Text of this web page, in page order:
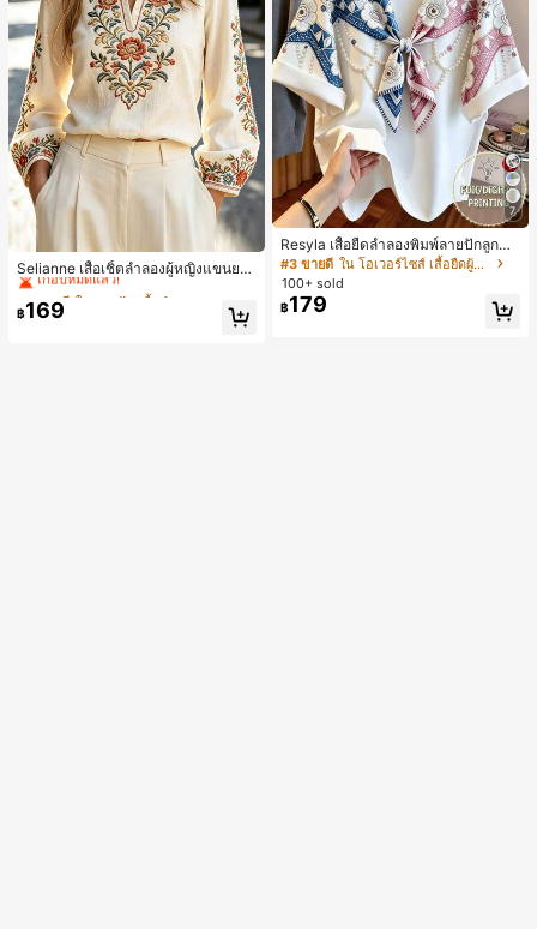
Selianne เสื้อเชิ้ตลำลองผู้หญิงแขนยา
ว คอวีเว้า ลายดอกไม้
#2 ขายดี
ใน งานปัก เสื้อทำงาน
เกือบหมดแล้ว!
#2 ขายดี ใน งานปัก เสื้อทำงาน
เกือบหมดแล้ว!
#2 ขายดี ใน งานปัก เสื้อทำงาน
เกือบหมดแล้ว!
฿169
7
Resyla เสื้อยืดลำลองพิมพ์ลายปักลูกปัด
รูปโบว์ขนาดใหญ่สำหรับผู้หญิง
#3 ขายดี
ใน โอเวอร์ไซส์ เสื้อยืดผู้หญิง
100+ sold
฿179